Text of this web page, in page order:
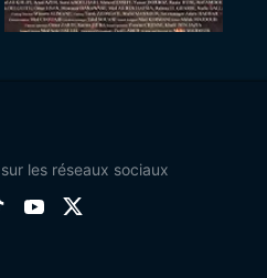
les réseaux sociaux